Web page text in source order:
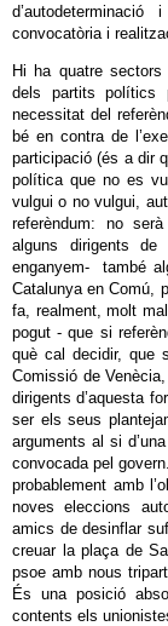
convocatòria i
Hi ha quatre
dels partits polítics
necessitat del
bé en contra de
participació (és a dir
política que no es
vulgui o no vulgui,
referèndum: no
alguns dirigents
enganyem- també
Catalunya en Comú,
fa, realment, molt
pogut - que si
què cal decidir, que
Comissió de
dirigents d’aquesta
ser els seus
arguments al si
convocada pel
probablement amb
noves eleccions
amics de desinflar
creuar la plaça de
psoe amb nous
És una posició
contents els